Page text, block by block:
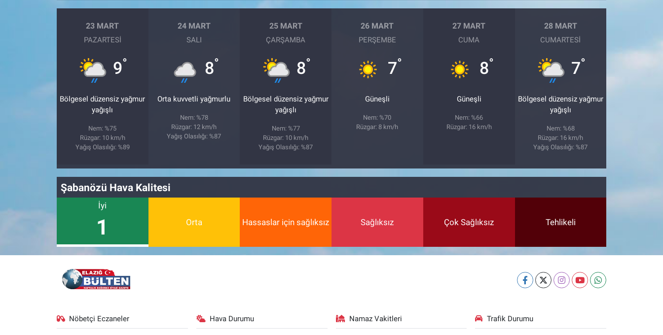
23 MART
PAZARTESI
9°
Bölgesel düzensiz yağmur
yağışlı
Nem: %75
Rüzgar: 10 km/h
Yağış Olasılığı: %89
24 MART
SALI
8°
Orta kuvvetli yağmurlu
Nem: %78
Rüzgar: 12 km/h
Yağış Olasılığı: %87
25 MART
ÇARŞAMBA
8°
Bölgesel düzensiz yağmur
yağışlı
Nem: %77
Rüzgar: 10 km/h
Yağış Olasılığı: %87
26 MART
PERŞEMBE
7°
Güneşli
Nem: %70
Rüzgar: 8 km/h
27 MART
CUMA
8°
Güneşli
Nem: %66
Rüzgar: 16 km/h
28 MART
CUMARTESI
7°
Bölgesel düzensiz yağmur
yağışlı
Nem: %68
Rüzgar: 16 km/h
Yağış Olasılığı: %87
Şabanözü Hava Kalitesi
İyi
1 Orta Hassaslar için sağlıksız Sağlıksız Çok Sağlıksız Tehlikeli
Nöbetçi Eczaneler Hava Durumu Namaz Vakitleri Trafik Durumu